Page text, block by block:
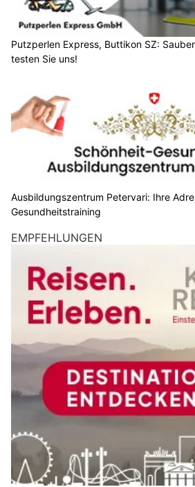
Putzperlen Express, Buttikon SZ:
testen Sie uns!
Ausbildungszentrum Petervari: Ihre
Gesundheitstraining
EMPFEHLUNGEN